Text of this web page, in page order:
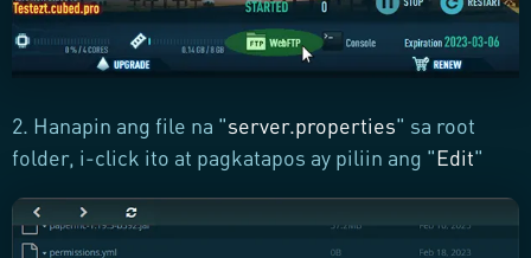
2. Hanapin ang file na "server.properties" sa root
folder, i-click ito at pagkatapos ay piliin ang "Edit"